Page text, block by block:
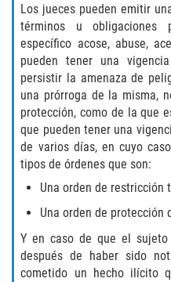
Delitos de
Fraude
Fraude
Fraude
Fraude
Fraude
Fraude
Los jueces pueden emitir
términos u
específico acose, abuse,
pueden tener una
persistir la amenaza de
una prórroga de la misma,
protección, como de la que
que pueden tener una
de varios días, en cuyo
tipos de órdenes que son:
Una orden de restricción
Una orden de protección
Y en caso de que el
después de haber sido
cometido un hecho ilícito